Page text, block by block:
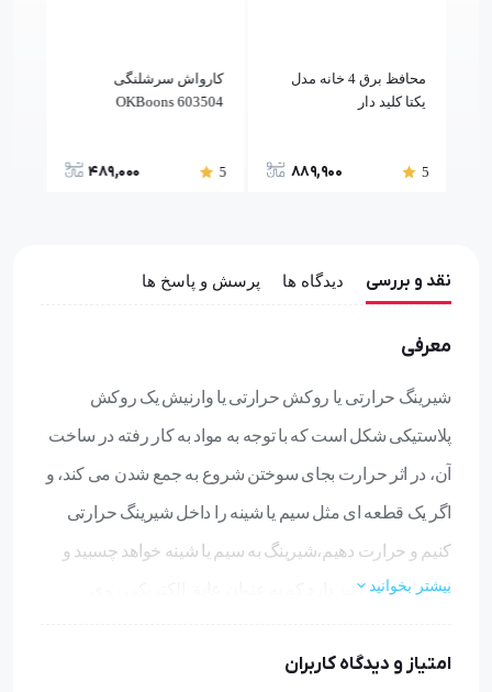
محافظ برق 4 خانه مدل
یکتا کلید دار
5
889,900
کارواش سرشلنگی
OKBoons 603504
5
489,000
نقد و بررسی دیدگاه ها پرسش و پاسخ ها
معرفی
شیرینگ حرارتی یا روکش حرارتی یا وارنیش یک روکش
پلاستیکی شکل است که با توجه به مواد به کار رفته در ساخت
آن، در اثر حرارت بجای سوختن شروع به جمع شدن می کند، و
اگر یک قطعه ای مثل سیم یا شینه را داخل شیرینگ حرارتی
کنیم و حرارت دهیم،شیرینگ به سیم یا شینه خواهد چسبید و
این خاصیت را نیز دارد که به عنوان عایق الکتریکی روی
بیشتر بخوانید
امتیاز و دیدگاه کاربران